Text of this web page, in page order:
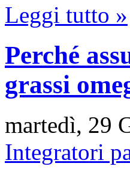
Leggi tutto »
Perché
grassi
martedì, 29
Integratori